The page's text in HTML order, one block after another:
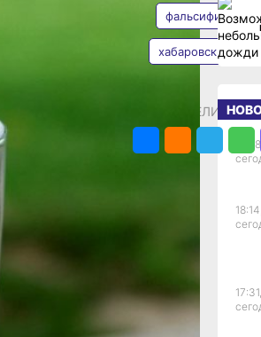
фальсификация
хабаровский край
ПОДЕЛИТЬСЯ
18:28,
18:14,
17:31,